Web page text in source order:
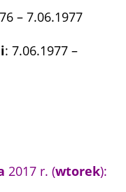
– 7.06.1977
: 7.06.1977 –
2017 r. (wtorek):